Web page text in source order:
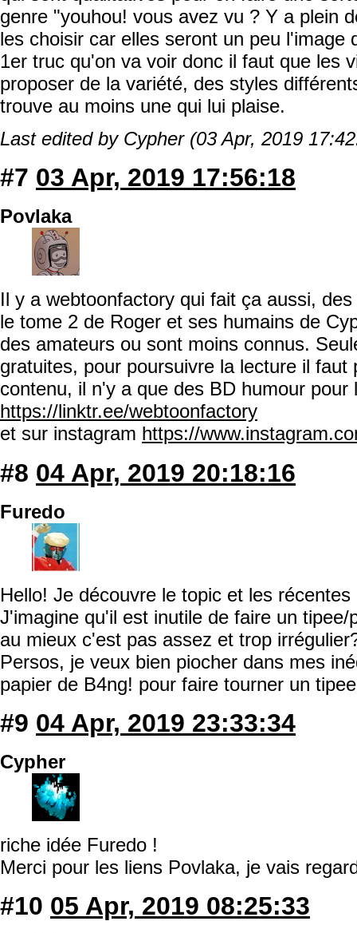
genre "youhou! vous avez vu ? Y a plein
les choisir car elles seront un peu l'image
1er truc qu'on va voir donc il faut que les
proposer de la variété, des styles
trouve au moins une qui lui plaise.
Last edited by Cypher (03 Apr, 2019
#7 03 Apr, 2019 17:56:18
Povlaka
Il y a webtoonfactory qui fait ça aussi,
le tome 2 de Roger et ses humains de
des amateurs ou sont moins connus.
gratuites, pour poursuivre la lecture il
contenu, il n'y a que des BD humour
https://linktr.ee/webtoonfactory
et sur instagram https://
#8 04 Apr, 2019 20:18:16
Furedo
Hello! Je découvre le topic et les
J'imagine qu'il est inutile de faire un
au mieux c'est pas assez et trop
Persos, je veux bien piocher dans mes
papier de B4ng! pour faire tourner un
#9 04 Apr, 2019 23:33:34
Cypher
riche idée Furedo !
Merci pour les liens Povlaka, je vais
#10 05 Apr, 2019 08:25:33